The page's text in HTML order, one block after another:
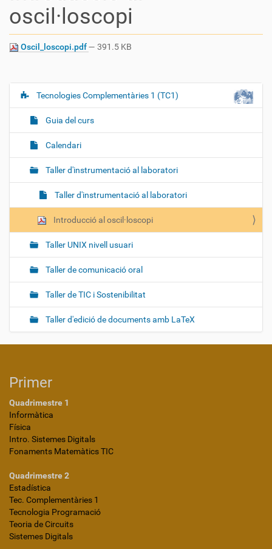
oscil·loscopi
Oscil_loscopi.pdf— 391.5 KB
N
g
i
Tecnologies Complementàries 1 (TC1)
Guia del curs
Calendari
Taller d'instrumentació al laboratori
Taller d'instrumentació al laboratori
Introducció al oscil·loscopi
Taller UNIX nivell usuari
Taller de comunicació oral
Taller de TIC i Sostenibilitat
Taller d'edició de documents amb LaTeX
Primer
Quadrimestre 1
Informàtica
Física
Intro. Sistemes Digitals
Fonaments Matemàtics TIC
Quadrimestre 2
Estadística
Tec. Complementàries 1
Tecnologia Programació
Teoria de Circuits
Sistemes Digitals